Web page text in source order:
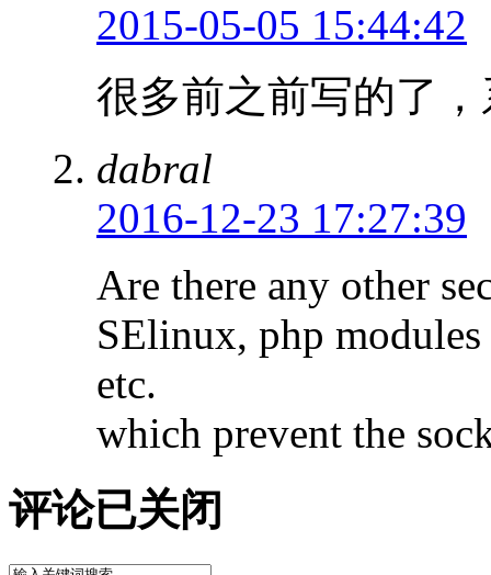
2015-05-05 15:44:42
很多前之前写的了
dabral
2016-12-23 17:27:39
Are there any other
SElinux, php modules
etc.
which prevent the
评论已关闭